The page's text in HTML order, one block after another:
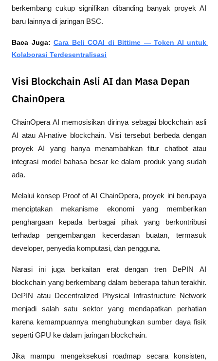
berkembang cukup signifikan dibanding banyak proyek AI
baru lainnya di jaringan BSC.
Baca Juga: Cara Beli COAI di Bittime — Token AI untuk
Kolaborasi Terdesentralisasi
Visi Blockchain Asli AI dan Masa Depan
ChainOpera
ChainOpera AI memosisikan dirinya sebagai blockchain asli
AI atau AI-native blockchain. Visi tersebut berbeda dengan
proyek AI yang hanya menambahkan fitur chatbot atau
integrasi model bahasa besar ke dalam produk yang sudah
ada.
Melalui konsep Proof of AI ChainOpera, proyek ini berupaya
menciptakan mekanisme ekonomi yang memberikan
penghargaan kepada berbagai pihak yang berkontribusi
terhadap pengembangan kecerdasan buatan, termasuk
developer, penyedia komputasi, dan pengguna.
Narasi ini juga berkaitan erat dengan tren DePIN AI
blockchain yang berkembang dalam beberapa tahun terakhir.
DePIN atau Decentralized Physical Infrastructure Network
menjadi salah satu sektor yang mendapatkan perhatian
karena kemampuannya menghubungkan sumber daya fisik
seperti GPU ke dalam jaringan blockchain.
Jika mampu mengeksekusi roadmap secara konsisten,